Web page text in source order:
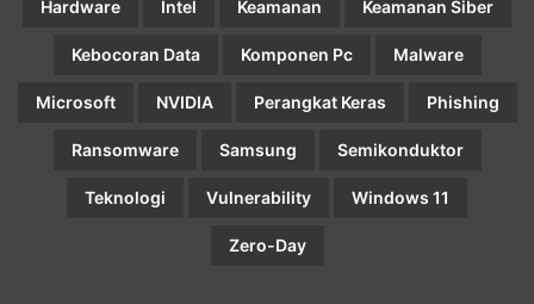
Hardware Intel Keamanan Keamanan Siber
Kebocoran Data Komponen Pc Malware
Microsoft NVIDIA Perangkat Keras Phishing
Ransomware Samsung Semikonduktor
Teknologi Vulnerability Windows 11
Zero-Day